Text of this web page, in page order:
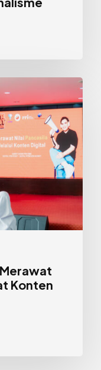
Merawat
Konten